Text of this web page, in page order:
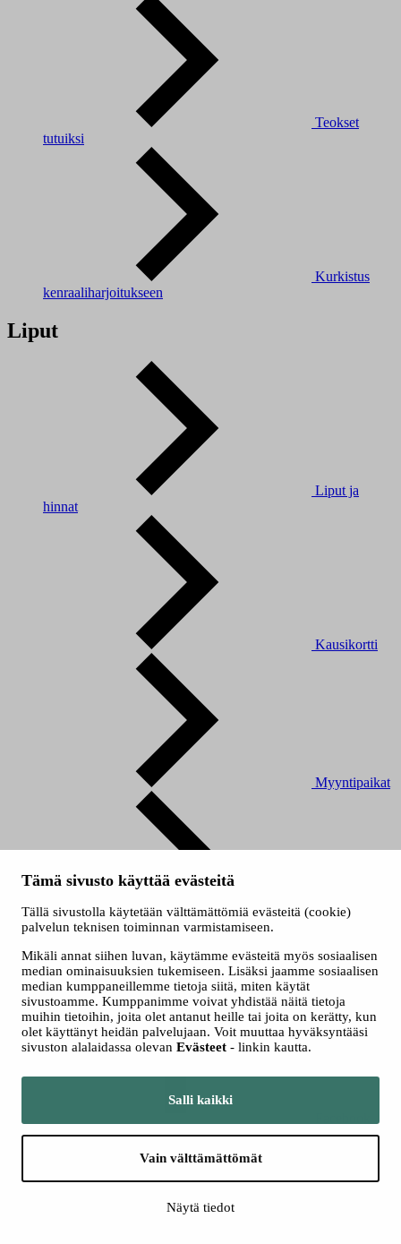
Tämä sivusto käyttää evästeitä
Tällä sivustolla käytetään välttämättömiä evästeitä (cookie)
palvelun teknisen toiminnan varmistamiseen.
Mikäli annat siihen luvan, käytämme evästeitä myös sosiaalisen
median ominaisuuksien tukemiseen. Lisäksi jaamme sosiaalisen
median kumppaneillemme tietoja siitä, miten käytät
sivustoamme. Kumppanimme voivat yhdistää näitä tietoja
muihin tietoihin, joita olet antanut heille tai joita on kerätty, kun
olet käyttänyt heidän palvelujaan. Voit muuttaa hyväksyntääsi
sivuston alalaidassa olevan Evästeet - linkin kautta.
Salli kaikki
Vain välttämättömät
Näytä tiedot
Teokset
tutuiksi
Kurkistus
kenraaliharjoitukseen
Liput
Liput ja
hinnat
Kausikortti
Myyntipaikat
Ryhmät
Seuraa meitä somessa